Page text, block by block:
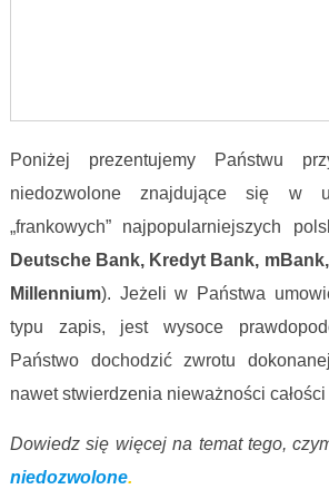
Poniżej prezentujemy Państwu
niedozwolone znajdujące się w
„frankowych” najpopularniejszych
Deutsche Bank, Kredyt Bank,
Millennium). Jeżeli w Państwa
typu zapis, jest wysoce
Państwo dochodzić zwrotu
nawet stwierdzenia nieważności całości
Dowiedz się więcej na temat tego,
niedozwolone.